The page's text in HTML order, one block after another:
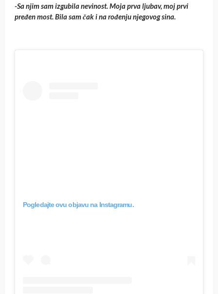
-Sa njim sam izgubila nevinost. Moja prva ljubav, moj prvi
pređen most. Bila sam čak i na rođenju njegovog sina.
Pogledajte ovu objavu na Instagramu.